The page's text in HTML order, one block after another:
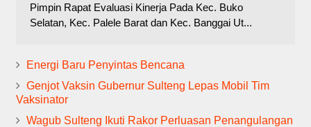
Pimpin Rapat Evaluasi Kinerja Pada Kec. Buko
Selatan, Kec. Palele Barat dan Kec. Banggai Ut...
Energi Baru Penyintas Bencana
Genjot Vaksin Gubernur Sulteng Lepas Mobil Tim
Vaksinator
Wagub Sulteng Ikuti Rakor Perluasan Penangulangan